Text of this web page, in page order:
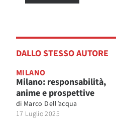
DALLO STESSO AUTORE
MILANO
Milano: responsabilità,
anime e prospettive
di Marco Dell’acqua
17 Luglio 2025